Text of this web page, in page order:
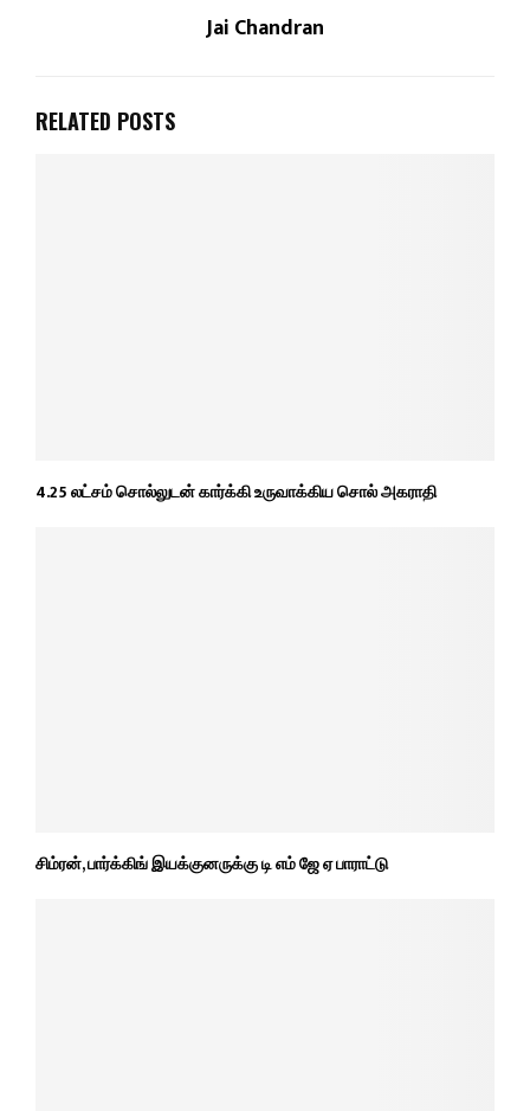
Jai Chandran
RELATED POSTS
4.25 லட்சம் சொல்லுடன் கார்க்கி உருவாக்கிய சொல் அகராதி
சிம்ரன், பார்க்கிங் இயக்குனருக்கு டி எம் ஜே ஏ பாராட்டு